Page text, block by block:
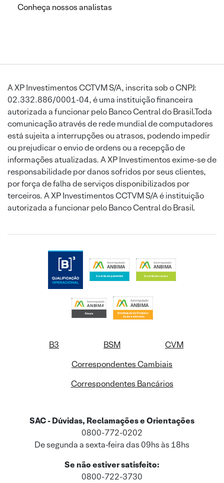
Conheça nossos analistas
A XP Investimentos CCTVM S/A, inscrita sob o CNPJ:
02.332.886/0001-04, é uma instituição financeira
autorizada a funcionar pelo Banco Central do Brasil.Toda
comunicação através de rede mundial de computadores
está sujeita a interrupções ou atrasos, podendo impedir
ou prejudicar o envio de ordens ou a recepção de
informações atualizadas. A XP Investimentos exime-se de
responsabilidade por danos sofridos por seus clientes,
por força de falha de serviços disponibilizados por
terceiros. A XP Investimentos CCTVM S/A é instituição
autorizada a funcionar pelo Banco Central do Brasil.
B3 BSM
CVM
Correspondentes Cambiais
Correspondentes Bancários
SAC - Dúvidas, Reclamações e Orientações
0800-772-0202
De segunda a sexta-feira das 09hs às 18hs
Se não estiver satisfeito:
0800-722-3730